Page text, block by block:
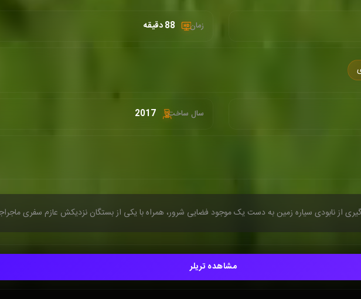
زمان : 88 دقیقه
سال ساخت: 2017
از نابودی سیاره زمین به دست یک موجود فضایی شرور، همراه با یکی از بستگان نزدیکش عازم سفری
مشاهده تریلر